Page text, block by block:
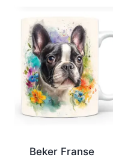
Beker Franse